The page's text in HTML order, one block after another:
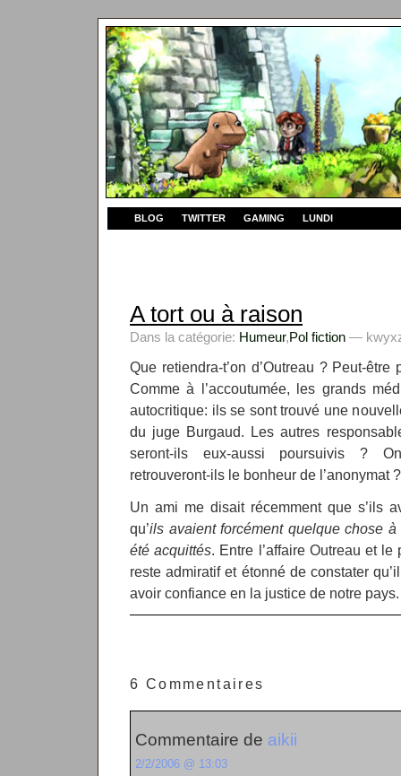
BLOG TWITTER GAMING LUNDI
A tort ou à raison
Dans la catégorie: Humeur,Pol fiction —
Que retiendra-t’on d’Outreau ? Peut-être
Comme à l’accoutumée, les grands
autocritique: ils se sont trouvé une
du juge Burgaud. Les autres
seront-ils eux-aussi poursuivis ?
retrouveront-ils le bonheur de l’anonymat
Un ami me disait récemment que s’ils
qu’ils avaient forcément quelque chose
été acquittés. Entre l’affaire Outreau et
reste admiratif et étonné de constater
avoir confiance en la justice de notre pays.
6 Commentaires
Commentaire de aikii
2/2/2006 @ 13:03